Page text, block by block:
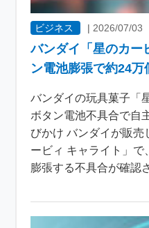
ビジネス | 2026/07/03
バンダイ「星のカー
ン電池膨張で約24万
バンダイの玩具菓子「
ボタン電池不具合で
びかけ バンダイが販売
ービィ キャライト」
膨張する不具合が確認